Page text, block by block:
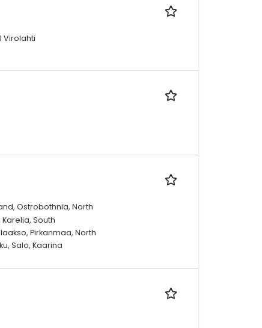
Virolahti
Ostrobothnia, North
South
Pirkanmaa, North
Salo, Kaarina